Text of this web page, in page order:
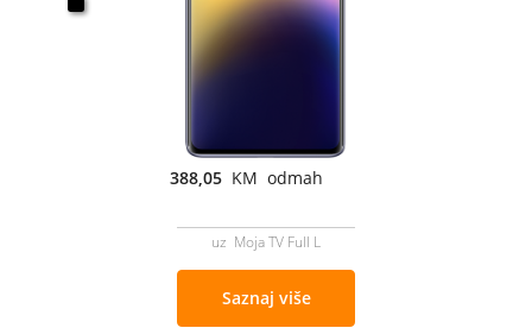
388,05 KM odmah
uz Moja TV Full L
Saznaj više